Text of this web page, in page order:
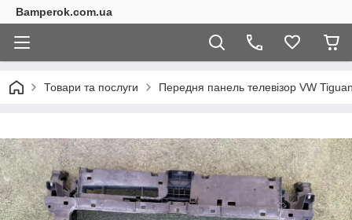
Bamperok.com.ua
Товари та послуги Передня панель телевізор VW